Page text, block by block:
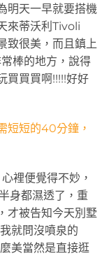
明天一早就要搭機
來蒂沃利Tivoli
致很美，而且鎮上
棒的地方，說得
買買買啊!!!!!好好
短短的40分鐘，
裡便覺得不妙，
身都濕透了，重
才被告知今天別墅
就問沒噴泉的
美當然是直接逛